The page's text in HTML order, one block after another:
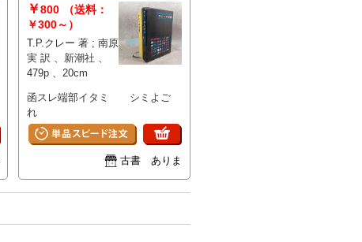
￥800
（送料：
￥300～）
T.P.クレー 著 ; 南原
実 訳 、新潮社 、
479p 、20cm
函スレ端部イタミ シミよご
れ
古書 ありま